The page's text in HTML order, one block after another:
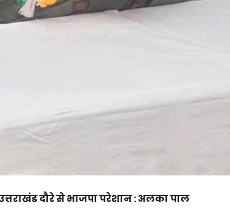
दौरे से भाजपा परेशान : अलका पाल